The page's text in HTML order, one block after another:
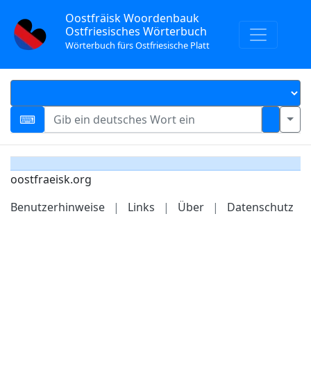
Oostfräisk Woordenbauk
Ostfriesisches Wörterbuch
Wörterbuch fürs Ostfriesische Platt
oostfraeisk.org
Benutzerhinweise
| Links | Über | Datenschutz